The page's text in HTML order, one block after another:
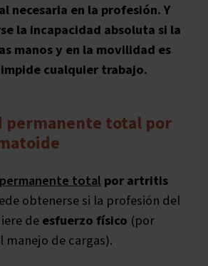
necesaria en la profesión. Y
la incapacidad absoluta si la
manos y en la movilidad es
cualquier trabajo.
permanente total por
total por artritis
obtenerse si la profesión del
deesfuerzo físico (por
de cargas).